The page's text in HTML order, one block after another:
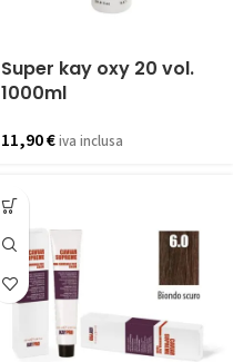
Super kay oxy 20 vol.
1000ml
11,90€iva inclusa